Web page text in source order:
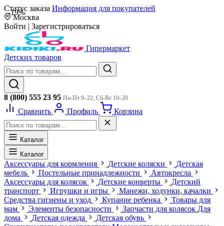
Статус заказа Информация для покупателей
Москва
Войти | Зарегистрироваться
Гипермаркет
Детских товаров
8 (800) 555 23 95 Пн-Пт 9–22, Сб-Вс 10–20
Сравнить Профиль Корзина
Каталог
Каталог
Аксессуары для кормления Детские коляски
Детская
мебель
Постельные принадлежности
Автокресла
Аксессуары для колясок
Детские конверты
Детский
транспорт
Игрушки и игры
Манежи, ходунки, качалки
Средства гигиены и уход
Купание ребенка
Товары для
мам
Элементы безопасности Запчасти для колясок Для
дома
Детская одежда
Детская обувь
-19%